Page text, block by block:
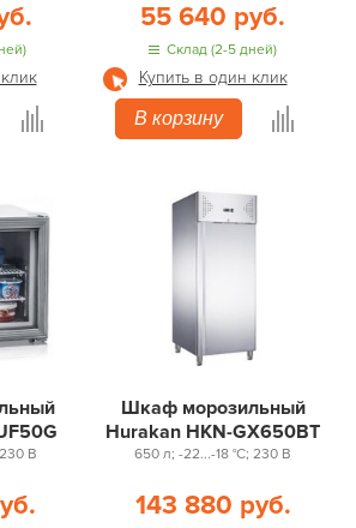
55 640 руб.
Склад (2-5 дней)
Купить в один клик
В корзину
В
Шкаф морозильный
Hurakan HKN-GX650BT
650 л; -22...-18 °С; 230 В
143 880 руб.